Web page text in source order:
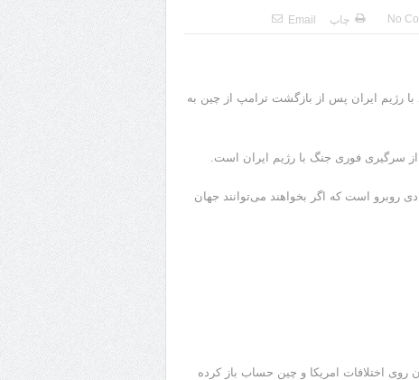
No چاپ Email
رژیم ایران پس از بازگشت ترامپ از چین به
سرگیری فوری جنگ با رژیم ایران است.
روبرو است که اگر بخواهند می‌توانند جهان
اختلافات امریکا و چین حساب باز کرده